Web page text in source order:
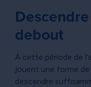
debout
À cette période de
jouent une forme de
descendre